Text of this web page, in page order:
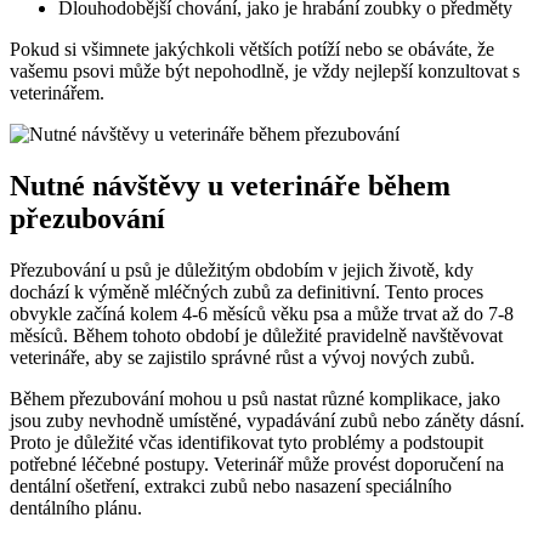
Dlouhodobější chování, jako je hrabání zoubky o předměty
Pokud si všimnete jakýchkoli větších potíží nebo se obáváte, že
vašemu psovi může být nepohodlně, je vždy nejlepší konzultovat s
veterinářem.
Nutné návštěvy u veterináře během
přezubování
Přezubování u psů je důležitým obdobím v jejich životě, kdy
dochází k výměně mléčných zubů za definitivní. Tento proces
obvykle začíná kolem 4-6 měsíců věku psa a může trvat až do 7-8
měsíců. Během tohoto období je důležité pravidelně navštěvovat
veterináře, aby se zajistilo správné růst a vývoj nových zubů.
Během přezubování mohou u psů nastat různé komplikace, jako
jsou zuby nevhodně umístěné, vypadávání zubů nebo záněty dásní.
Proto je důležité včas identifikovat tyto problémy a podstoupit
potřebné léčebné postupy. Veterinář může provést doporučení na
dentální ošetření, extrakci zubů nebo nasazení speciálního
dentálního plánu.